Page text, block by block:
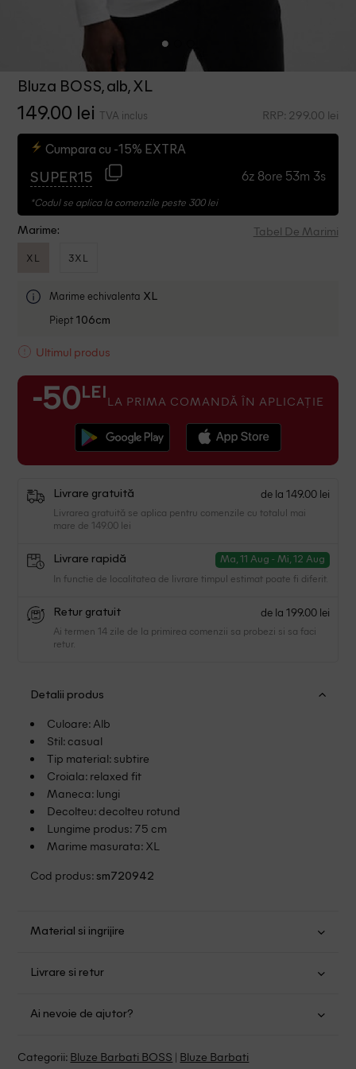
Bluza BOSS, alb, XL
149.00 lei TVA inclus RRP: 299.00 lei
Cumpara cu -15% EXTRA
SUPER15 6z 8ore 53m 3s
*Codul se aplica la comenzile peste 300 lei
Marime: Tabel De Marimi
XL 3XL
Marime echivalenta XL
Piept 106cm
Ultimul produs
-50 LEI LA PRIMA COMANDĂ ÎN APLICAȚIE
Livrare gratuită de la 149.00 lei
Livrarea gratuită se aplica pentru comenzile cu totalul mai
mare de 149.00 lei
Livrare rapidă Ma, 11 Aug - Mi, 12 Aug
In functie de localitatea de livrare timpul estimat poate fi diferit.
Retur gratuit de la 199.00 lei
Ai termen 14 zile de la primirea comenzii sa probezi si sa faci
retur.
Detalii produs
Culoare: Alb
Stil: casual
Tip material: subtire
Croiala: relaxed fit
Maneca: lungi
Decolteu: decolteu rotund
Lungime produs: 75 cm
Marime masurata: XL
Cod produs: sm720942
Material si ingrijire
Nu folositi inalbitor
Nu uscati in uscator
Fara curatare chimica
Livrare si retur
mare de 149.00 lei.
Ai nevoie de ajutor?
Categorii: Bluze Barbati BOSS | Bluze Barbati